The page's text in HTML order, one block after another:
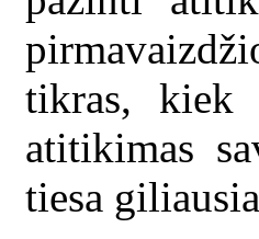
tikras, kiek
atitikimas
tiesa